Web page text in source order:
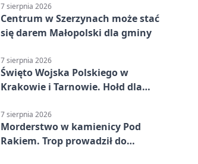
7 sierpnia 2026
Centrum w Szerzynach może stać
się darem Małopolski dla gminy
7 sierpnia 2026
Święto Wojska Polskiego w
Krakowie i Tarnowie. Hołd dla
7 sierpnia 2026
Morderstwo w kamienicy Pod
Rakiem. Trop prowadził do